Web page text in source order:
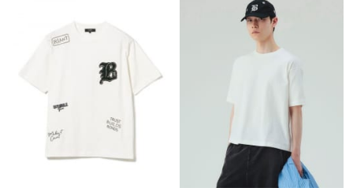
※商品色澤會依據環境光源或個人的手機電腦螢幕顯示而有些許不
同，如實際商品有色差之情況敬請見諒。
※請參考與實品顏色較為接近的商品單品照。
※刊登的尺寸是以樣品丈量，與實際商品可能會有誤差產生。
BEAMS HEART
〈BEAMS HEART〉所珍視的，是流行趨勢與經典基本款之間「恰